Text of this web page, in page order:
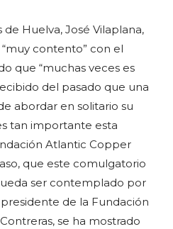
Huelva, José Vilaplana,
contento” con el
que “muchas veces es
del pasado que una
abordar en solitario su
tan importante esta
Atlantic Copper
que este comulgatorio
ser contemplado por
de la Fundación
se ha mostrado